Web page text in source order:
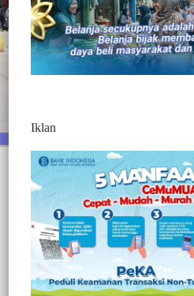
Post Views: 425
Iklan